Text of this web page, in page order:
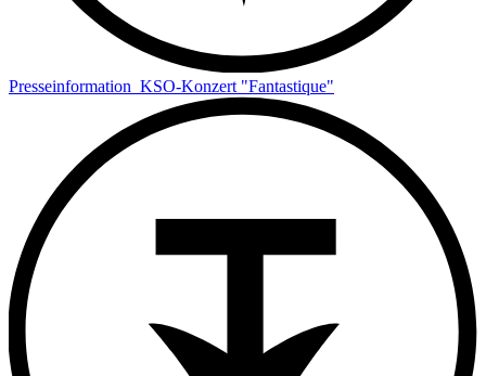
Presseinformation_KSO-Konzert "Fantastique"